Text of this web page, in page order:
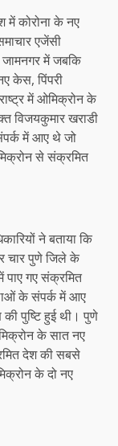
कोरोना के नए
एजेंसी
जामनगर में जबकि
केस, पिंपरी
में ओमिक्रोन के
विजयकुमार खराडी
में आए थे जो
से संक्रमित
ने बताया कि
चार पुणे जिले के
पाए गए संक्रमित
के संपर्क में आए
पुष्टि हुई थी। पुणे
के सात नए
देश की सबसे
के दो नए